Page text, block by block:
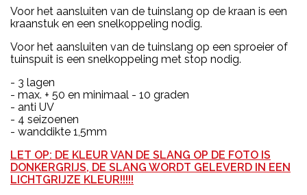
Voor het aansluiten van de tuinslang op de kraan is een
kraanstuk en een snelkoppeling nodig.
Voor het aansluiten van de tuinslang op een sproeier of
tuinspuit is een snelkoppeling met stop nodig.
- 3 lagen
- max. + 50 en minimaal - 10 graden
- anti UV
- 4 seizoenen
- wanddikte 1,5mm
LET OP: DE KLEUR VAN DE SLANG OP DE FOTO IS
DONKERGRIJS, DE SLANG WORDT GELEVERD IN EEN
LICHTGRIJZE KLEUR!!!!!